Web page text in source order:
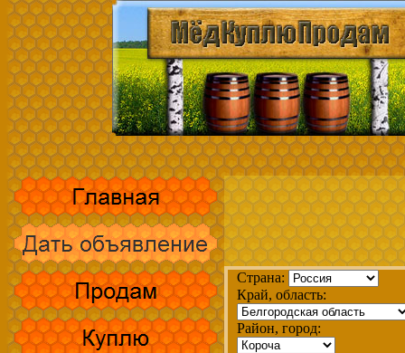
Страна:
Край, область:
Район, город: